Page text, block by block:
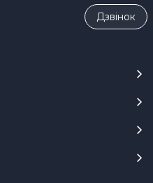
Дзвiнок